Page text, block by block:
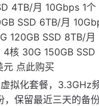
4TB/月 10Gbps 1个
SSD 6TB/月
120GB SSD 8TB/月
核 30G 150GB SSD
元 点此购买
拟化套餐，3.3GHz
，保留最近三天的备